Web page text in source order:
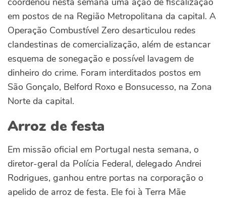
em postos de na Região Metropolitana da capital. A
Operação Combustível Zero desarticulou redes
clandestinas de comercialização, além de estancar
esquema de sonegação e possível lavagem de
dinheiro do crime. Foram interditados postos em
São Gonçalo, Belford Roxo e Bonsucesso, na Zona
Norte da capital.
Arroz de festa
Em missão oficial em Portugal nesta semana, o
diretor-geral da Polícia Federal, delegado Andrei
Rodrigues, ganhou entre portas na corporação o
apelido de arroz de festa. Ele foi à Terra Mãe